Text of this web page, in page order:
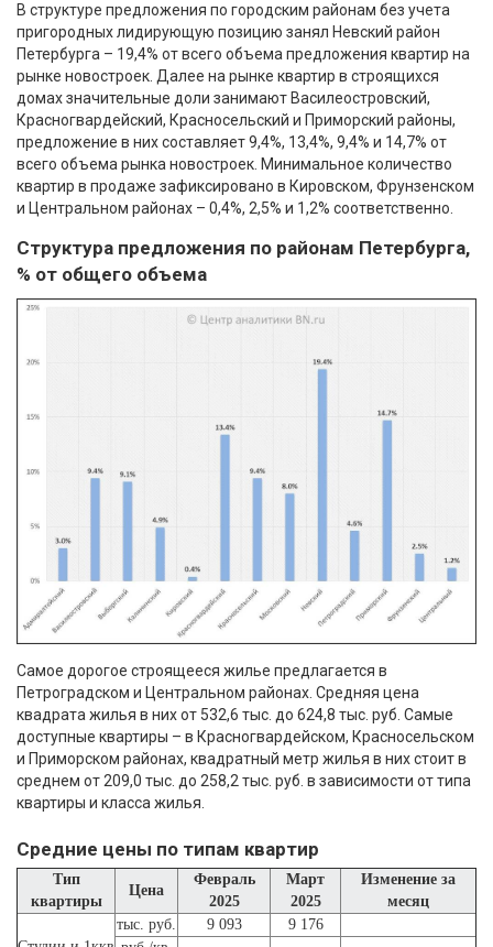
В структуре предложения по городским районам без учета
пригородных лидирующую позицию занял Невский район
Петербурга – 19,4% от всего объема предложения квартир на
рынке новостроек. Далее на рынке квартир в строящихся
домах значительные доли занимают Василеостровский,
Красногвардейский, Красносельский и Приморский районы,
предложение в них составляет 9,4%, 13,4%, 9,4% и 14,7% от
всего объема рынка новостроек. Минимальное количество
квартир в продаже зафиксировано в Кировском, Фрунзенском
и Центральном районах – 0,4%, 2,5% и 1,2% соответственно.
Структура предложения по районам Петербурга,
% от общего объема
Самое дорогое строящееся жилье предлагается в
Петроградском и Центральном районах. Средняя цена
квадрата жилья в них от 532,6 тыс. до 624,8 тыс. руб. Самые
доступные квартиры – в Красногвардейском, Красносельском
и Приморском районах, квадратный метр жилья в них стоит в
среднем от 209,0 тыс. до 258,2 тыс. руб. в зависимости от типа
квартиры и класса жилья.
Средние цены по типам квартир
Тип
квартиры
Цена
Февраль
2025
Март
2025
Изменение за
месяц
тыс. руб. 9 093
9 176